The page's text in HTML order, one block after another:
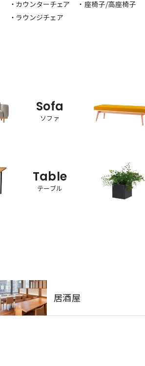
・カウンターチェア
・ラウンジチェア
・座椅子/高座椅子
Sofa
ソファ
Table
テーブル
居酒屋